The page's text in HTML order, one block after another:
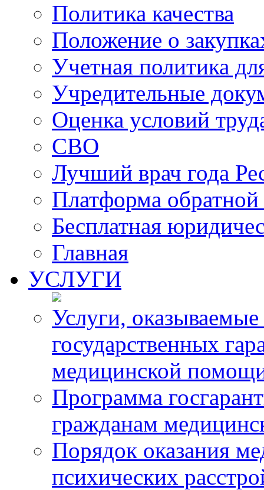
Политика качества
Положение о
Учетная политика
Учредительные
Оценка условий
СВО
Лучший врач года
Платформа
Бесплатная
Главная
УСЛУГИ
Услуги,
государственных
медицинской
Программа
гражданам
Порядок оказания
психических